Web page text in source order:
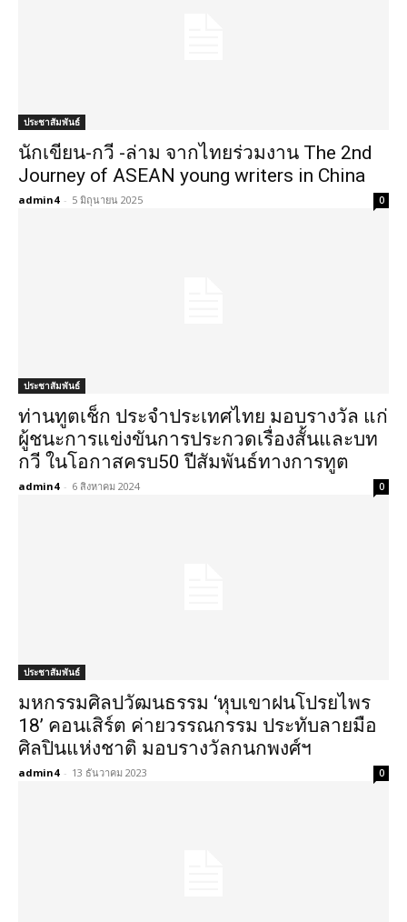
ประชาสัมพันธ์
นักเขียน-กวี -ล่าม จากไทยร่วมงาน The 2nd
Journey of ASEAN young writers in China
admin4 - 5 มิถุนายน 2025 0
ประชาสัมพันธ์
ท่านทูตเช็ก ประจำประเทศไทย มอบรางวัล แก่
ผู้ชนะการแข่งขันการประกวดเรื่องสั้นและบท
กวี ในโอกาสครบ50 ปีสัมพันธ์ทางการทูต
admin4 - 6 สิงหาคม 2024 0
ประชาสัมพันธ์
มหกรรมศิลปวัฒนธรรม ‘หุบเขาฝนโปรยไพร
18’ คอนเสิร์ต ค่ายวรรณกรรม ประทับลายมือ
ศิลปินแห่งชาติ มอบรางวัลกนกพงศ์ฯ
admin4 - 13 ธันวาคม 2023 0